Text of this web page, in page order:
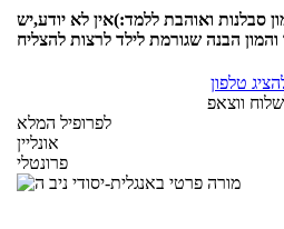
סבלנות ואוהבת ללמד:)אין לא יודע,יש
טלפון
ווצאפ
לפרופיל המלא
אונליין
פרונטלי